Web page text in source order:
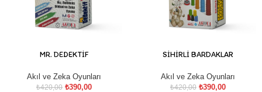
MR. DEDEKTİF
Akıl ve Zeka Oyunları
₺420,00 ₺390,00
SİHİRLİ BARDAKLAR
Akıl ve Zeka Oyunları
₺420,00 ₺390,00